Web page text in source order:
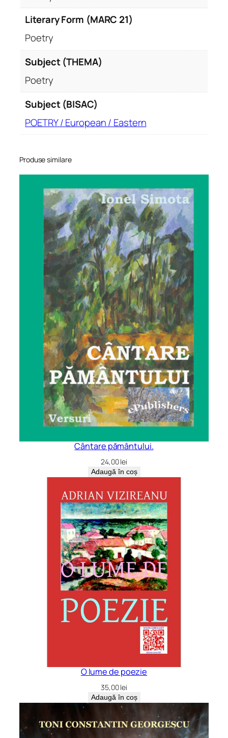
Literary Form (MARC 21)
Poetry
Subject (THEMA)
Poetry
Subject (BISAC)
POETRY / European / Eastern
Produse similare
Cântare pământului.
24,00lei
Adaugă în coș
O lume de poezie
35,00lei
Adaugă în coș